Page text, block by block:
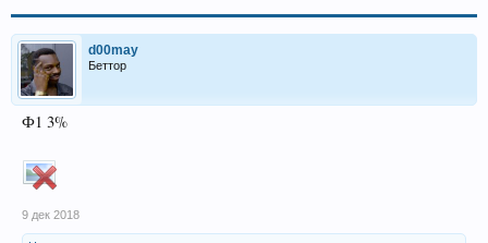
d00may
Беттор
Ф1 3%
9 дек 2018